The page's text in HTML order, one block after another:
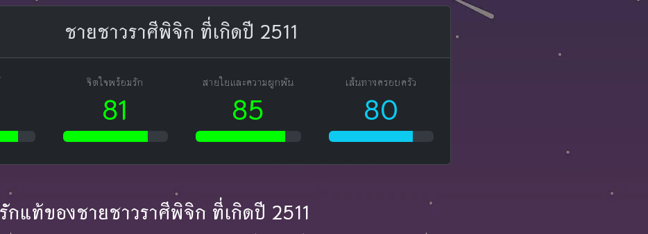
ชายชาวราศีพิจิก ที่เกิดปี 2511
จิตใจพร้อมรัก
81
สายใยและความผูกพัน
85
เส้นทางครอบครัว
80
กแท้ของชายชาวราศีพิจิก ที่เกิดปี 2511